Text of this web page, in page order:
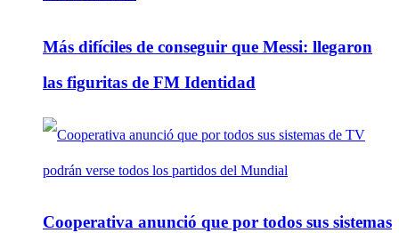
Más difíciles de conseguir que Messi: llegaron
las figuritas de FM Identidad
Cooperativa anunció que por todos sus sistemas